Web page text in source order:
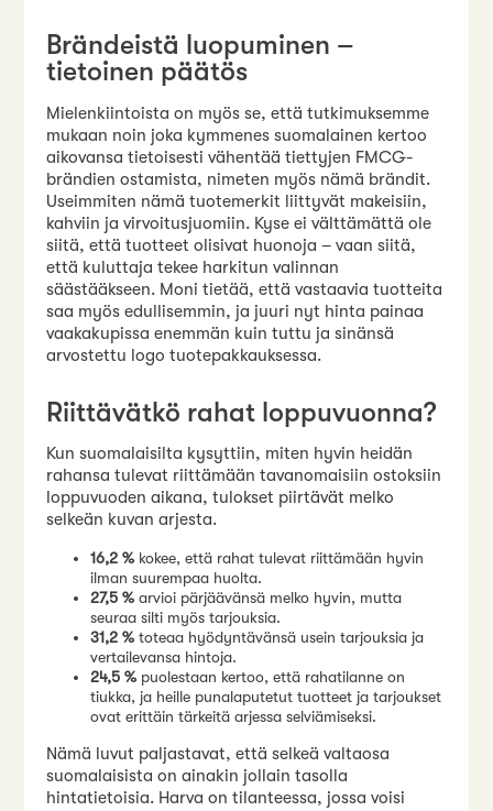
Brändeistä luopuminen –
tietoinen päätös
Mielenkiintoista on myös se, että tutkimuksemme
mukaan noin joka kymmenes suomalainen kertoo
aikovansa tietoisesti vähentää tiettyjen FMCG-
brändien ostamista, nimeten myös nämä brändit.
Useimmiten nämä tuotemerkit liittyvät makeisiin,
kahviin ja virvoitusjuomiin. Kyse ei välttämättä ole
siitä, että tuotteet olisivat huonoja – vaan siitä,
että kuluttaja tekee harkitun valinnan
säästääkseen. Moni tietää, että vastaavia tuotteita
saa myös edullisemmin, ja juuri nyt hinta painaa
vaakakupissa enemmän kuin tuttu ja sinänsä
arvostettu logo tuotepakkauksessa.
Riittävätkö rahat loppuvuonna?
Kun suomalaisilta kysyttiin, miten hyvin heidän
rahansa tulevat riittämään tavanomaisiin ostoksiin
loppuvuoden aikana, tulokset piirtävät melko
selkeän kuvan arjesta.
16,2 % kokee, että rahat tulevat riittämään hyvin
ilman suurempaa huolta.
27,5 % arvioi pärjäävänsä melko hyvin, mutta
seuraa silti myös tarjouksia.
31,2 %toteaa hyödyntävänsä usein tarjouksia ja
vertailevansa hintoja.
24,5 % puolestaan kertoo, että rahatilanne on
tiukka, ja heille punalaputetut tuotteet ja tarjoukset
ovat erittäin tärkeitä arjessa selviämiseksi.
Nämä luvut paljastavat, että selkeä valtaosa
suomalaisista on ainakin jollain tasolla
hintatietoisia. Harva on tilanteessa, jossa voisi